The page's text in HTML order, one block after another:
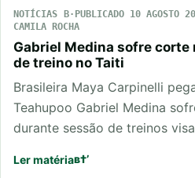
NOTÍCIAS PUBLICADO 10 AGOSTO
CAMILA ROCHA
Gabriel Medina sofre corte
de treino no Taiti
Brasileira Maya Carpinelli
Teahupoo Gabriel Medina
durante sessão de treinos
Ler matéria